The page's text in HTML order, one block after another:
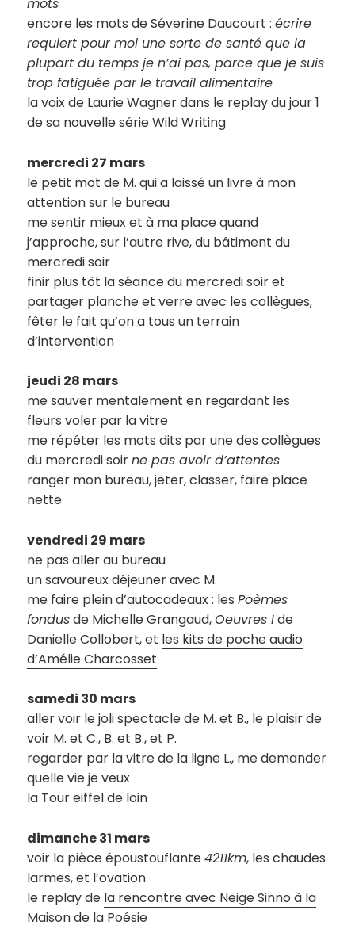
mots
encore les mots de Séverine Daucourt :écrire
requiert pour moi une sorte de santé que la
plupart du temps je n’ai pas, parce que je suis
trop fatiguée par le travail alimentaire
la voix de Laurie Wagner dans le replay du jour 1
de sa nouvelle série Wild Writing
mercredi 27 mars
le petit mot de M. qui a laissé un livre à mon
attention sur le bureau
me sentir mieux et à ma place quand
j’approche, sur l’autre rive, du bâtiment du
mercredi soir
finir plus tôt la séance du mercredi soir et
partager planche et verre avec les collègues,
fêter le fait qu’on a tous un terrain
d’intervention
jeudi 28 mars
me sauver mentalement en regardant les
fleurs voler par la vitre
me répéter les mots dits par une des collègues
du mercredi soirne pas avoir d’attentes
ranger mon bureau, jeter, classer, faire place
nette
vendredi 29 mars
ne pas aller au bureau
un savoureux déjeuner avec M.
me faire plein d’autocadeaux : lesPoèmes
fondusde Michelle Grangaud,Oeuvres Ide
Danielle Collobert, et les kits de poche audio
d’Amélie Charcosset
samedi 30 mars
aller voir le joli spectacle de M. et B., le plaisir de
voir M. et C., B. et B., et P.
regarder par la vitre de la ligne L., me demander
quelle vie je veux
la Tour eiffel de loin
dimanche 31 mars
voir la pièce époustouflante4211km, les chaudes
larmes, et l’ovation
le replay de la rencontre avec Neige Sinno à la
Maison de la Poésie